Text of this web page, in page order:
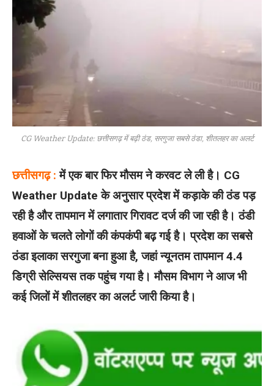
CG Weather Update: छत्तीसगढ़ में बढ़ी ठंड, सरगुजा सबसे ठंडा, शीतलहर का अलर्ट
छत्तीसगढ़ : में एक बार फिर मौसम ने करवट ले ली है। CG
Weather Update के अनुसार प्रदेश में कड़ाके की ठंड पड़
रही है और तापमान में लगातार गिरावट दर्ज की जा रही है। ठंडी
हवाओं के चलते लोगों की कंपकंपी बढ़ गई है। प्रदेश का सबसे
ठंडा इलाका सरगुजा बना हुआ है, जहां न्यूनतम तापमान 4.4
डिग्री सेल्सियस तक पहुंच गया है। मौसम विभाग ने आज भी
कई जिलों में शीतलहर का अलर्ट जारी किया है।